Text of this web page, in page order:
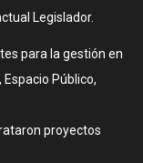
Legislador.
para la gestión en
Público,
proyectos